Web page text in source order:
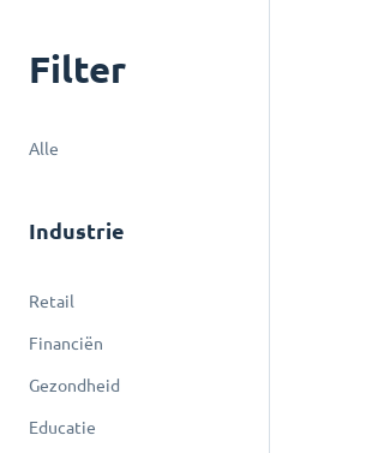
Filter
Alle
Industrie
Retail
Financiën
Gezondheid
Educatie